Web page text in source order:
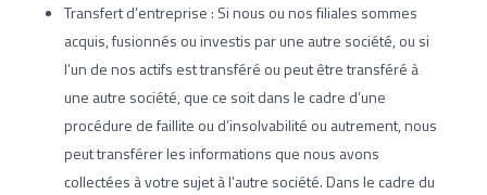
Transfert d’entreprise : Si nous ou nos filiales sommes
acquis, fusionnés ou investis par une autre société, ou si
l’un de nos actifs est transféré ou peut être transféré à
une autre société, que ce soit dans le cadre d’une
procédure de faillite ou d’insolvabilité ou autrement, nous
peut transférer les informations que nous avons
collectées à votre sujet à l’autre société. Dans le cadre du